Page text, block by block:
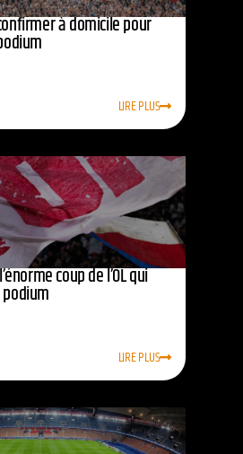
à domicile pour
LIRE PLUS
coup de l’OL qui
LIRE PLUS